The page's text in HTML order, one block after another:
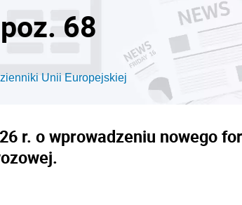
68
Unii Europejskiej
r. o wprowadzeniu nowego